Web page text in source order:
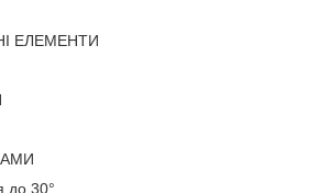
ЕЛЕМЕНТИ
до 30°